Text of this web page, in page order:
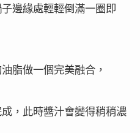
邊緣處輕輕倒滿一圈即
脂做一個完美融合，
，此時醬汁會變得稍稍濃